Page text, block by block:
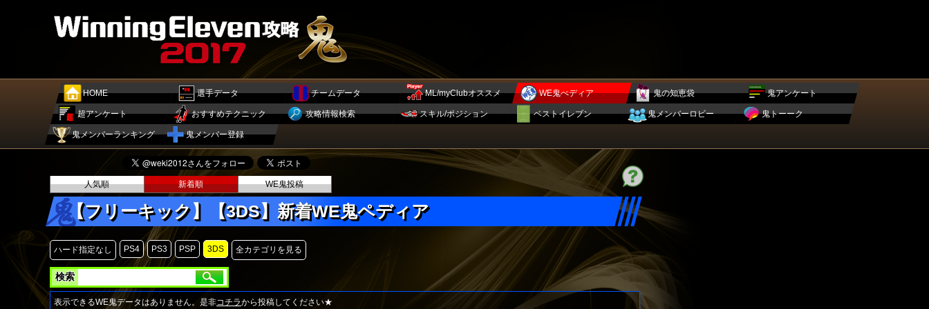
HOME 選手データ チームデータ ML/myClubオススメ WE鬼ぺディア 鬼の知恵袋 鬼アンケート
超アンケート おすすめテクニック 攻略情報検索 スキル/ポジション ベストイレブン 鬼メンバーロビー 鬼トーーク
鬼メンバーランキング 鬼メンバー登録
人気順 新着順 WE鬼投稿
【フリーキック】【3DS】新着WE鬼ペディア
ハード指定なし PS4 PS3 PSP 3DS 全カテゴリを見る
検索
表示できるWE鬼データはありません。是非コチラから投稿してください★